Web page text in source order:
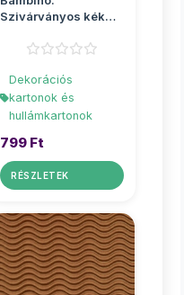
Szivárványos kék
hullámkarton B4
Dekorációs
kartonok és
hullámkartonok
799 Ft
RÉSZLETEK